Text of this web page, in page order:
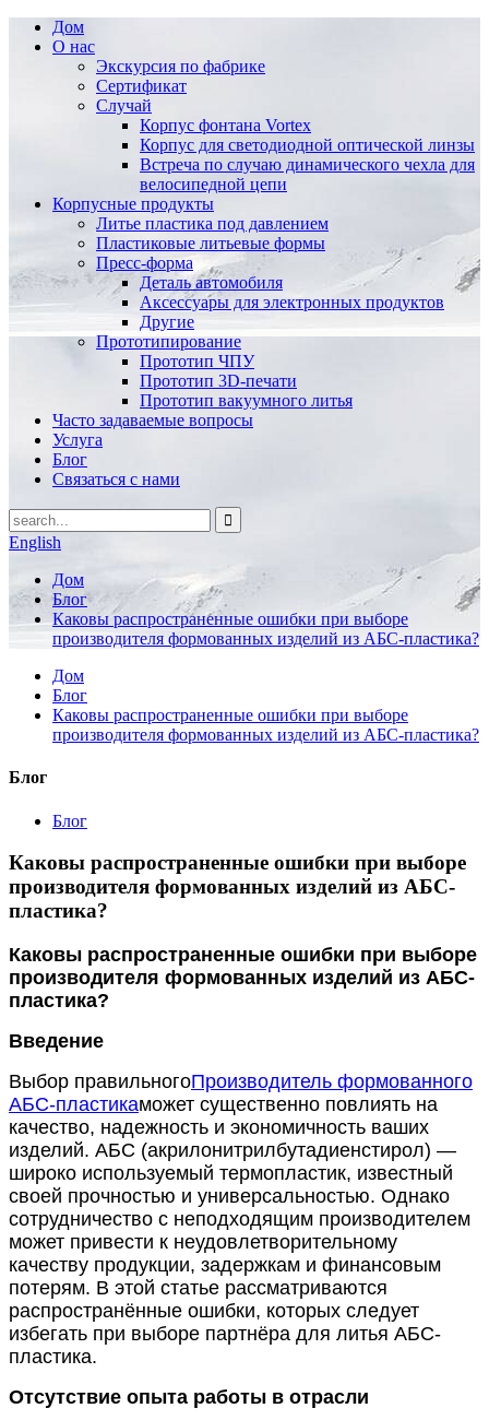
Дом
О нас
Экскурсия по фабрике
Сертификат
Случай
Корпус фонтана Vortex
Корпус для светодиодной оптической линзы
Встреча по случаю динамического чехла для
велосипедной цепи
Корпусные продукты
Литье пластика под давлением
Пластиковые литьевые формы
Пресс-форма
Деталь автомобиля
Аксессуары для электронных продуктов
Другие
Прототипирование
Прототип ЧПУ
Прототип 3D-печати
Прототип вакуумного литья
Часто задаваемые вопросы
Услуга
Блог
Связаться с нами
English
Дом
Блог
Каковы распространенные ошибки при выборе
производителя формованных изделий из АБС-пластика?
Дом
Блог
Каковы распространенные ошибки при выборе
производителя формованных изделий из АБС-пластика?
Блог
Блог
Каковы распространенные ошибки при выборе
производителя формованных изделий из АБС-
пластика?
Каковы распространенные ошибки при выборе
производителя формованных изделий из АБС-
пластика?
Введение
Выбор правильногоПроизводитель формованного
АБС-пластикаможет существенно повлиять на
качество, надежность и экономичность ваших
изделий. АБС (акрилонитрилбутадиенстирол) —
широко используемый термопластик, известный
своей прочностью и универсальностью. Однако
сотрудничество с неподходящим производителем
может привести к неудовлетворительному
качеству продукции, задержкам и финансовым
потерям. В этой статье рассматриваются
распространённые ошибки, которых следует
избегать при выборе партнёра для литья АБС-
пластика.
Отсутствие опыта работы в отрасли